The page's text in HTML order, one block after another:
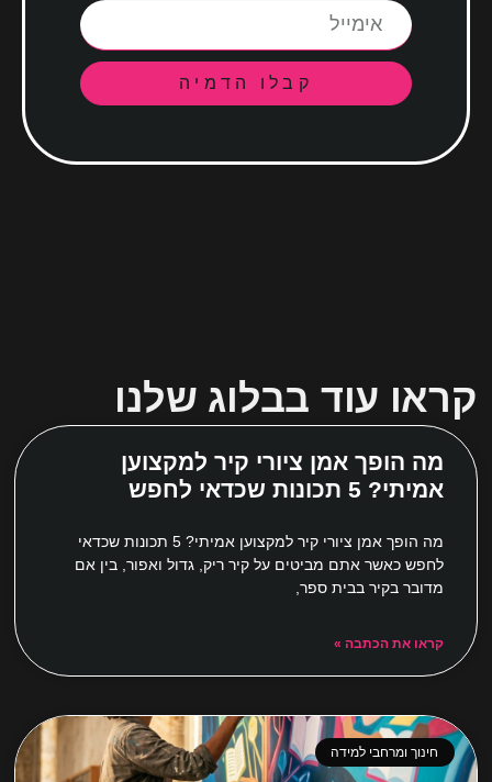
קבלו הדמיה
קראו עוד בבלוג שלנו
מה הופך אמן ציורי קיר למקצוען
אמיתי? 5 תכונות שכדאי לחפש
מה הופך אמן ציורי קיר למקצוען אמיתי? 5 תכונות שכדאי
לחפש כאשר אתם מביטים על קיר ריק, גדול ואפור, בין אם
מדובר בקיר בבית ספר,
קראו את הכתבה »
חינוך ומרחבי למידה